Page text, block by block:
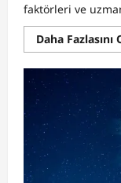
faktörleri ve
Daha